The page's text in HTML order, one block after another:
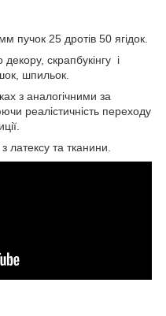
пучок 25 дротів 50 ягідок.
скрапбукінгу і
шпильок.
з аналогічними за
реалістичність переходу
латексу та тканини.